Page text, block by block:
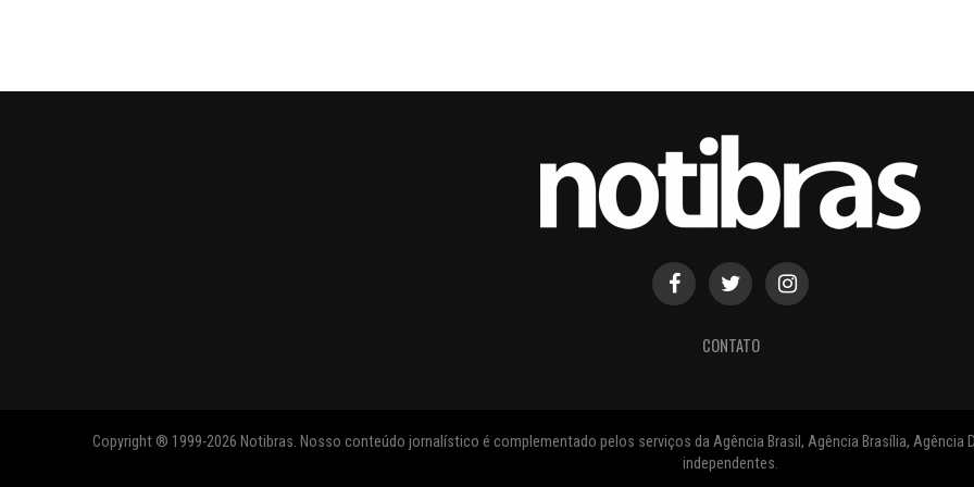
CONTATO
Copyright ® 1999-2026 Notibras. Nosso conteúdo jornalístico é complementado pelos serviços da Agência Brasil, Agência Brasília, Agência
independentes.